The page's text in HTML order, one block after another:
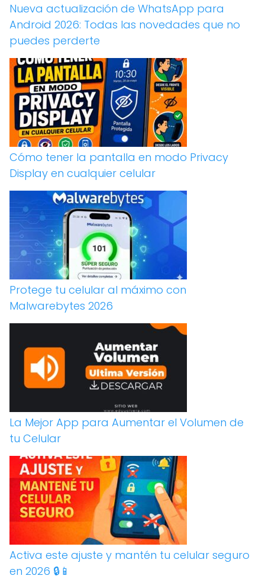
Nueva actualización de WhatsApp para
Android 2026: Todas las novedades que no
puedes perderte
Cómo tener la pantalla en modo Privacy
Display en cualquier celular
Protege tu celular al máximo con
Malwarebytes 2026
La Mejor App para Aumentar el Volumen de
tu Celular
Activa este ajuste y mantén tu celular seguro
en 2026 🔒📱